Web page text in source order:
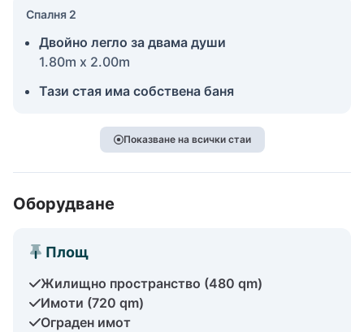
Спалня 2
Двойно легло за двама души
1.80m x 2.00m
Тази стая има собствена баня
Показване на всички стаи
Оборудване
Площ
Жилищно пространство (480 qm)
Имоти (720 qm)
Ограден имот